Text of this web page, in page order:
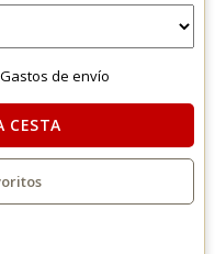
Gastos de envío
CESTA